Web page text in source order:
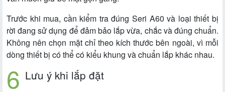
Trước khi mua, cần kiểm tra đúng Seri A60 và loại thiết bị
rời đang sử dụng để đảm bảo lắp vừa, chắc và đúng chuẩn.
Không nên chọn mặt chỉ theo kích thước bên ngoài, vì mỗi
dòng thiết bị có thể có kiểu khung và chuẩn lắp khác nhau.
Lưu ý khi lắp đặt